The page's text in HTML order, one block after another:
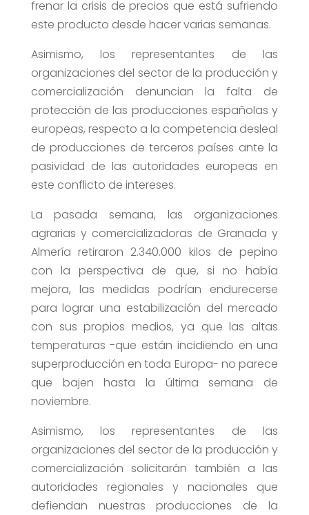
frenar la crisis de precios que está sufriendo
este producto desde hacer varias semanas.
Asimismo, los representantes de las
organizaciones del sector de la producción y
comercialización denuncian la falta de
protección de las producciones españolas y
europeas, respecto a la competencia desleal
de producciones de terceros países ante la
pasividad de las autoridades europeas en
este conflicto de intereses.
La pasada semana, las organizaciones
agrarias y comercializadoras de Granada y
Almería retiraron 2.340.000 kilos de pepino
con la perspectiva de que, si no había
mejora, las medidas podrían endurecerse
para lograr una estabilización del mercado
con sus propios medios, ya que las altas
temperaturas -que están incidiendo en una
superproducción en toda Europa- no parece
que bajen hasta la última semana de
noviembre.
Asimismo, los representantes de las
organizaciones del sector de la producción y
comercialización solicitarán también a las
autoridades regionales y nacionales que
defiendan nuestras producciones de la